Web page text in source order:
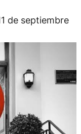
de septiembre